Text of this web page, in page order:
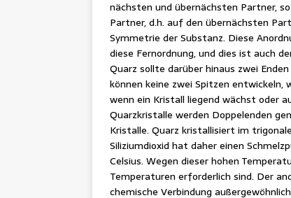
nächsten und übernächsten Partner,
Partner, d.h. auf den übernächsten
Symmetrie der Substanz. Diese
diese Fernordnung, und dies ist auch
Quarz sollte darüber hinaus zwei
können keine zwei Spitzen entwickeln,
wenn ein Kristall liegend wächst oder
Quarzkristalle werden Doppelenden
Kristalle. Quarz kristallisiert im
Siliziumdioxid hat daher einen
Celsius. Wegen dieser hohen
Temperaturen erforderlich sind. Der
chemische Verbindung